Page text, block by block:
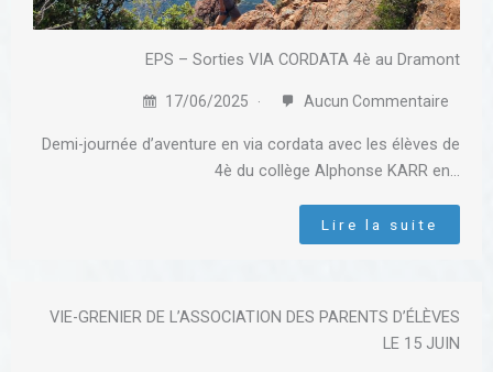
EPS – Sorties VIA CORDATA 4è au Dramont
17/06/2025 Aucun Commentaire
Demi-journée d’aventure en via cordata avec les élèves de
4è du collège Alphonse KARR en…
Lire la suite
VIE-GRENIER DE L’ASSOCIATION DES PARENTS D’ÉLÈVES
LE 15 JUIN